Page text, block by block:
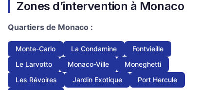
Zones d’intervention à Monaco
Quartiers de Monaco :
Monte-Carlo La Condamine
Fontvieille
Le Larvotto
Monaco-Ville
Moneghetti
Les Révoires
Jardin Exotique
Port Hercule